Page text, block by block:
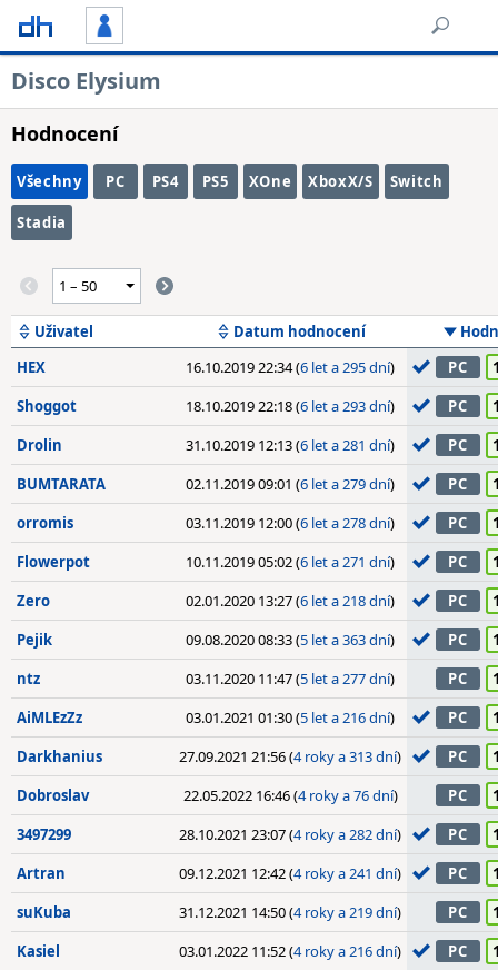
Disco Elysium
Hodnocení
Všechny PC PS4 PS5 XOne XboxX/S Switch
Stadia
Uživatel Datum hodnocení
HEX
16.10.2019 22:34 (6 let a 295 dní) PC
Shoggot 18.10.2019 22:18 (6 let a 293 dní) PC
Drolin 31.10.2019 12:13 (6 let a 281 dní) PC
BUMTARATA 02.11.2019 09:01 (6 let a 279 dní) PC
orromis 03.11.2019 12:00 (6 let a 278 dní) PC
Flowerpot 10.11.2019 05:02 (6 let a 271 dní) PC
Zero 02.01.2020 13:27 (6 let a 218 dní) PC
Pejik 09.08.2020 08:33 (5 let a 363 dní) PC
ntz 03.11.2020 11:47 (5 let a 277 dní) PC
AiMLEzZz 03.01.2021 01:30 (5 let a 216 dní) PC
Darkhanius 27.09.2021 21:56 (4 roky a 313 dní) PC
Dobroslav 22.05.2022 16:46 (4 roky a 76 dní) PC
3497299 28.10.2021 23:07 (4 roky a 282 dní) PC
Artran 09.12.2021 12:42 (4 roky a 241 dní) PC
suKuba 31.12.2021 14:50 (4 roky a 219 dní) PC
Kasiel 03.01.2022 11:52 (4 roky a 216 dní) PC